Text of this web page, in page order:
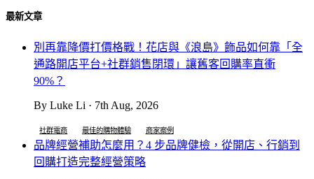
最新文章
別再靠降價打價格戰！花店與《浪島》飾品如何靠「全
通路開店平台+社群銷售閉環」讓舊客回購率直衝
90%？
By Luke Li · 7th Aug, 2026
社群電商 最佳的購物體驗 商家案例
品牌經營補助怎麼用？4 步品牌健檢，從開店、行銷到
回購打造完整經營策略